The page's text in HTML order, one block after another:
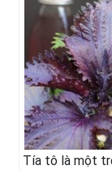
Tía tô là một